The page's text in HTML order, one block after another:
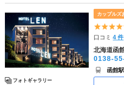
フォトギャラリー
カップルズ
口コミ4 件
北海道函
0138-
函館